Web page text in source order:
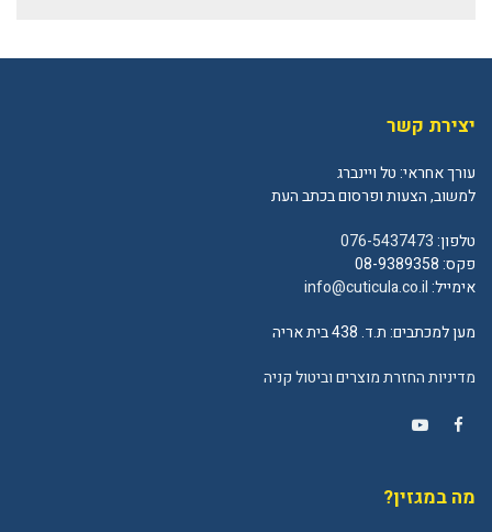
יצירת קשר
עורך אחראי: טל ויינברג
למשוב, הצעות ופרסום בכתב העת
טלפון:076-5437473
פקס: 08-9389358
אימייל:info@cuticula.co.il
מען למכתבים: ת.ד. 438 בית אריה
מדיניות החזרת מוצרים וביטול קניה
מה במגזין?